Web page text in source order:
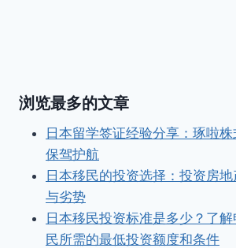
浏览最多的文章
日本留学签证经验分享：琢啦
保驾护航
日本移民的投资选择：投资房
与劣势
日本移民投资标准是多少？了
民所需的最低投资额度和条件